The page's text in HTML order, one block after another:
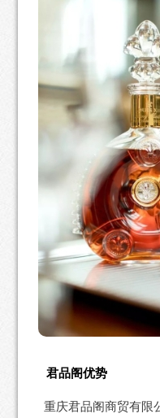
君品阁优势
重庆君品阁商贸有限